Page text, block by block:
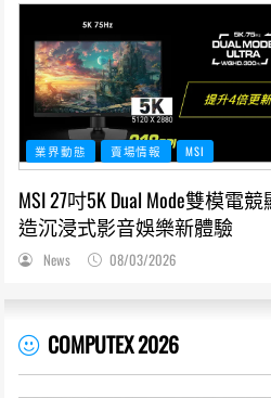
業界動態 賣場情報 MSI
MSI 27吋5K Dual Mode雙模電
造沉浸式影音娛樂新體驗
News 08/03/2026
COMPUTEX 2026